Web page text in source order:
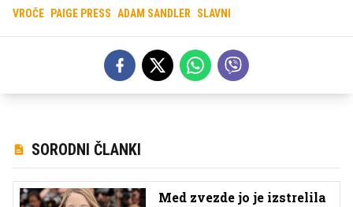
VROČE PAIGE PRESS ADAM SANDLER SLAVNI
SORODNI ČLANKI
Med zvezde jo je izstrelila